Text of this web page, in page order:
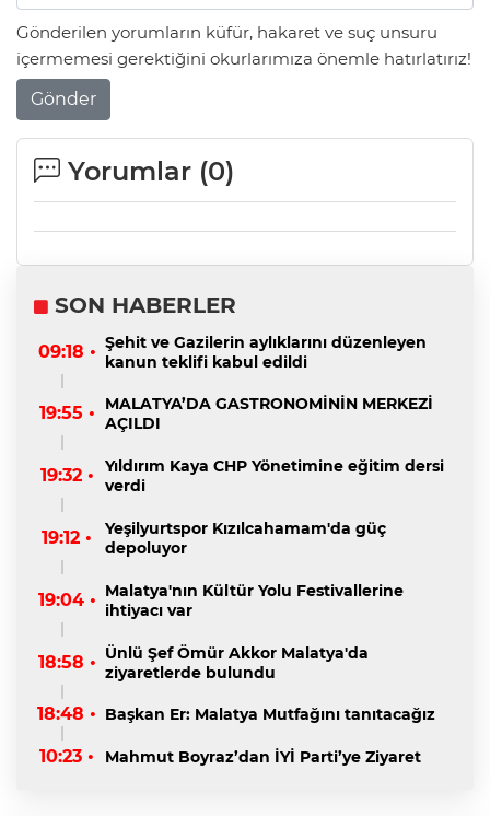
Gönderilen yorumların küfür, hakaret ve suç unsuru
içermemesi gerektiğini okurlarımıza önemle hatırlatırız!
Gönder
Yorumlar (0)
SON HABERLER
09:18 • Şehit ve Gazilerin aylıklarını düzenleyen
kanun teklifi kabul edildi
19:55 •
MALATYA’DA GASTRONOMİNİN MERKEZİ
AÇILDI
19:32 •
Yıldırım Kaya CHP Yönetimine eğitim dersi
verdi
19:12 •
Yeşilyurtspor Kızılcahamam'da güç
depoluyor
19:04 • Malatya'nın Kültür Yolu Festivallerine
ihtiyacı var
18:58 • Ünlü Şef Ömür Akkor Malatya'da
ziyaretlerde bulundu
18:48 • Başkan Er: Malatya Mutfağını tanıtacağız
10:23 • Mahmut Boyraz’dan İYİ Parti’ye Ziyaret